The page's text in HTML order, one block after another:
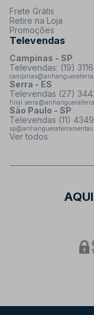
Frete Grátis
Retire na Loja
Promoções
Televendas
Campinas - SP
Televendas: (19)
Serra - ES
Televendas (27)
São Paulo - SP
Televendas (11)
Ver todos